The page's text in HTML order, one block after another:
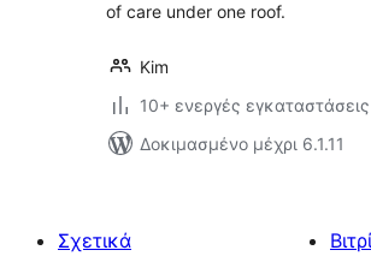
of care under one roof.
Kim
10+ ενεργές εγκαταστάσεις
Δοκιμασμένο μέχρι 6.1.11
Σχετικά